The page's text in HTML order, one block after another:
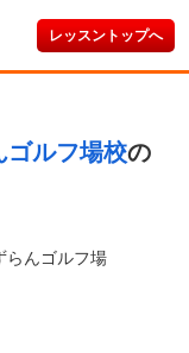
レッスントップへ
ルフ場校の
んゴルフ場